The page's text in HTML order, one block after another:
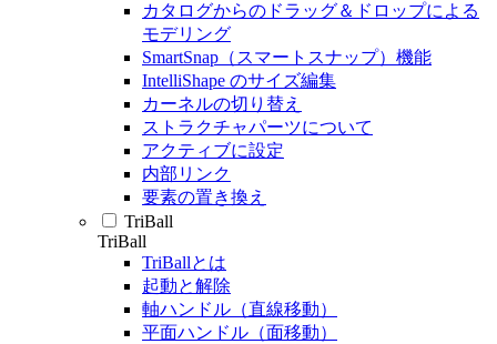
カタログからのドラッグ＆ドロップによる
モデリング
SmartSnap（スマートスナップ）機能
IntelliShape のサイズ編集
カーネルの切り替え
ストラクチャパーツについて
アクティブに設定
内部リンク
要素の置き換え
TriBall
TriBall
TriBallとは
起動と解除
軸ハンドル（直線移動）
平面ハンドル（面移動）